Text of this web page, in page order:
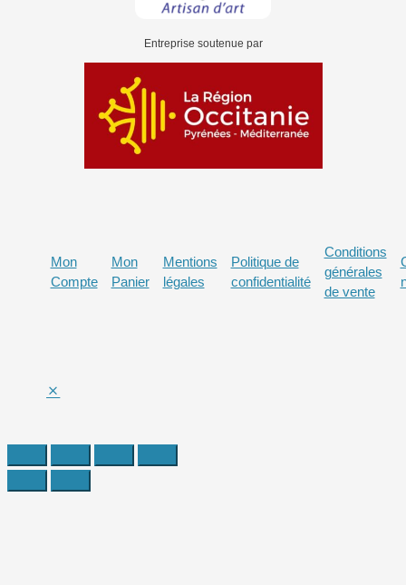
Entreprise soutenue par
Mon
Compte
Mon
Panier
Mentions
légales
Politique de
confidentialité
Conditions
générales
de vente